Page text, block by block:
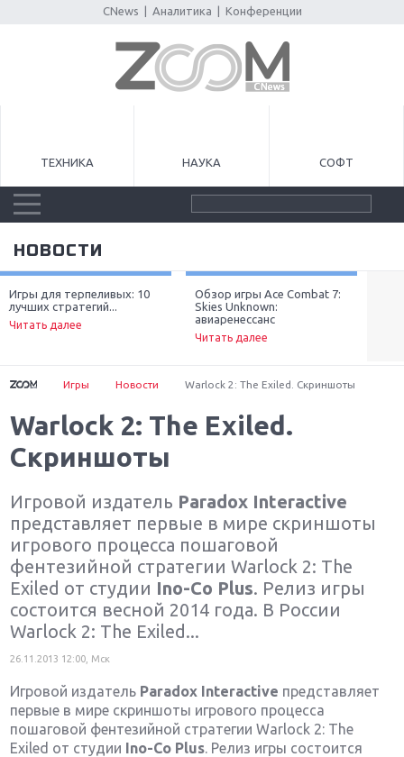
CNews Аналитика Конференции
ТЕХНИКА НАУКА СОФТ
НОВОСТИ
Игры для терпеливых: 10
лучших стратегий...
Читать далее
Обзор игры Ace Combat 7:
Skies Unknown:
авиаренессанс
Читать далее
Игры Новости Warlock 2: The Exiled. Скриншоты
Warlock 2: The Exiled.
Скриншоты
Игровой издатель Paradox Interactive
представляет первые в мире скриншоты
игрового процесса пошаговой
фентезийной стратегии Warlock 2: The
Exiled от студии Ino-Co Plus. Релиз игры
состоится весной 2014 года. В России
Warlock 2: The Exiled...
26.11.2013 12:00, Мск
Игровой издатель Paradox Interactive представляет
первые в мире скриншоты игрового процесса
пошаговой фентезийной стратегии Warlock 2: The
Exiled от студии Ino-Co Plus. Релиз игры состоится